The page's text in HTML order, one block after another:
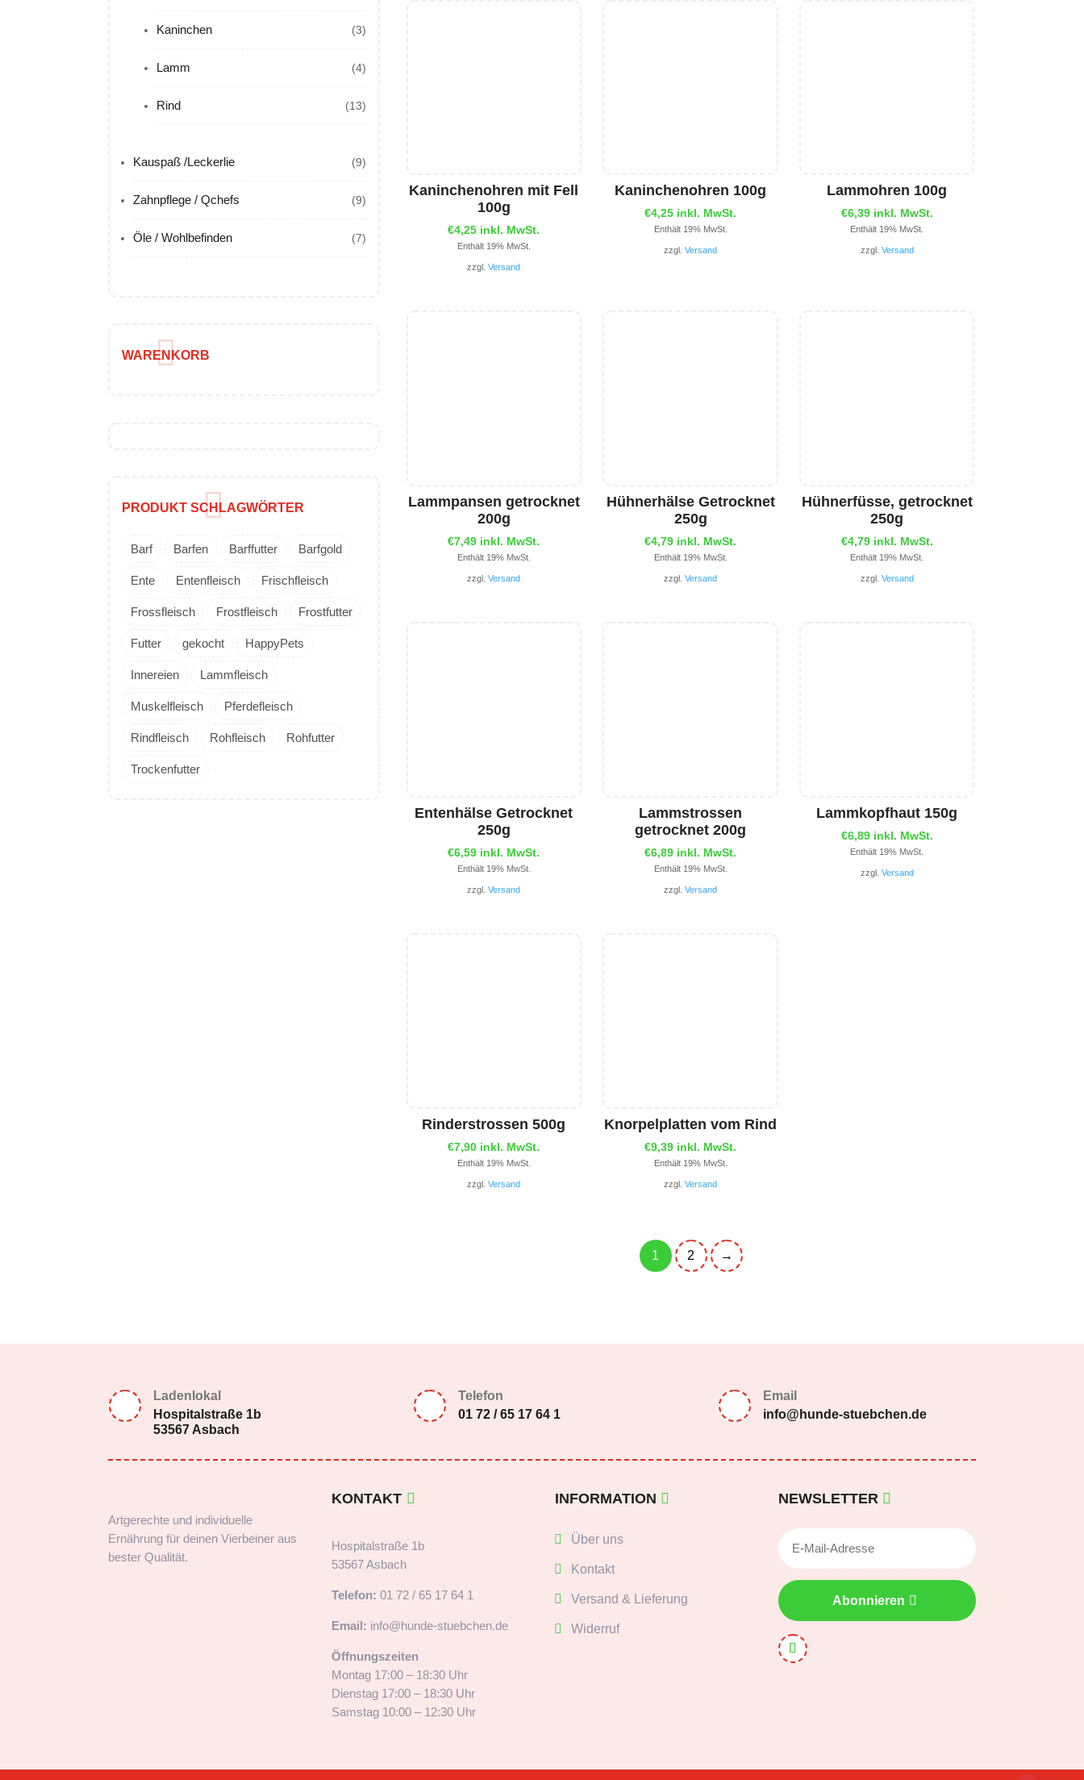
Kaninchen (3)
Lamm (4)
Rind (13)
Kauspaß /Leckerlie (9)
Zahnpflege / Qchefs (9)
Öle / Wohlbefinden (7)
WARENKORB
PRODUKT SCHLAGWÖRTER
Barf Barfen Barffutter Barfgold
Ente Entenfleisch Frischfleisch
Frossfleisch Frostfleisch Frostfutter
Futter gekocht HappyPets
Innereien Lammfleisch
Muskelfleisch Pferdefleisch
Rindfleisch Rohfleisch Rohfutter
Trockenfutter
Kaninchenohren mit Fell
100g
€4,25 inkl. MwSt.
Enthält 19% MwSt.
zzgl.Versand
Kaninchenohren 100g
€4,25 inkl. MwSt.
Enthält 19% MwSt.
zzgl.Versand
Lammohren 100g
€6,39 inkl. MwSt.
Enthält 19% MwSt.
zzgl. Versand
Lammpansen getrocknet
200g
€7,49 inkl. MwSt.
Enthält 19% MwSt.
zzgl.Versand
Hühnerhälse Getrocknet
250g
€4,79 inkl. MwSt.
Enthält 19% MwSt.
zzgl.Versand
Hühnerfüsse, getrocknet
250g
€4,79 inkl. MwSt.
Enthält 19% MwSt.
zzgl. Versand
Entenhälse Getrocknet
250g
€6,59 inkl. MwSt.
Enthält 19% MwSt.
zzgl.Versand
Lammstrossen
getrocknet 200g
€6,89 inkl. MwSt.
Enthält 19% MwSt.
zzgl.Versand
Lammkopfhaut 150g
€6,89 inkl. MwSt.
Enthält 19% MwSt.
zzgl. Versand
Rinderstrossen 500g
€7,90 inkl. MwSt.
Enthält 19% MwSt.
zzgl.Versand
Knorpelplatten vom Rind
€9,39 inkl. MwSt.
Enthält 19% MwSt.
zzgl.Versand
1 2 →
Ladenlokal
Hospitalstraße 1b
53567 Asbach
Telefon
01 72 / 65 17 64 1
Email
info@hunde-stuebchen.de
Artgerechte und individuelle
Ernährung für deinen Vierbeiner aus
bester Qualität.
KONTAKT
Hospitalstraße 1b
53567 Asbach
Telefon: 01 72 / 65 17 64 1
Email: info@hunde-stuebchen.de
Öffnungszeiten
Montag 17:00 – 18:30 Uhr
Dienstag 17:00 – 18:30 Uhr
Samstag 10:00 – 12:30 Uhr
INFORMATION
Über uns
Kontakt
Versand & Lieferung
Widerruf
NEWSLETTER
Abonnieren